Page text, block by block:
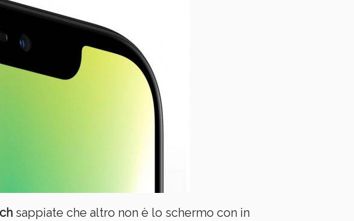
sappiate che altro non è lo schermo con in